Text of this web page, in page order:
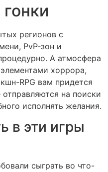
регионов с
PvP‑зон и
А атмосфера
хоррора,
RPG вам придется
на поиски
исполнять желания.
в эти игры
сыграть во что-